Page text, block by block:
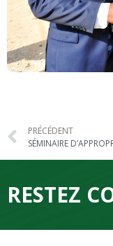
PRÉCÉDENT
RESTEZ